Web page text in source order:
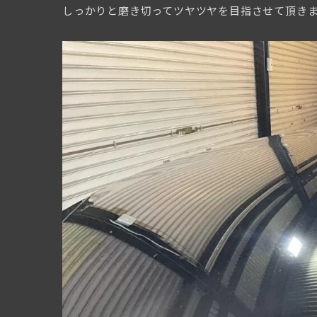
しっかりと磨き切ってツヤツヤを目指させて頂き